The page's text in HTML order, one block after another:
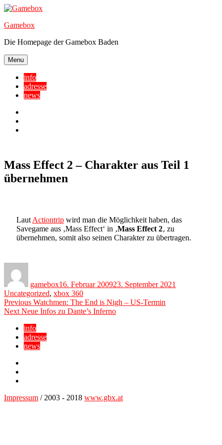
Skip
content
Gamebox
Die Homepage der Gamebox Baden
Menu
info
adresse
news
Mass Effect 2 – Charakter aus Teil 1
übernehmen
Laut Actiontrip wird man die Möglichkeit haben, das
Savegame aus ‚Mass Effect‘ in ‚Mass Effect 2‚ zu
übernehmen, somit also seinen Charakter zu übertragen.
gamebox16. Februar 200923. September 2021
Uncategorized, xbox 360
Beitragsnavigation
Previous Previous
post:
Watchmen: The End is Nigh – US-Termin
Next Next
Neue Infos zu Dante’s Inferno
info
adresse
news
Impressum / 2003 - 2018 www.gbx.at